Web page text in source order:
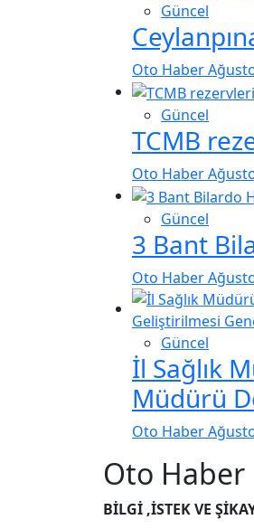
Güncel
Oto Haber
Güncel
TCMB
Oto Haber
Güncel
3 Bant
Oto Haber
Güncel
İl Sağlık
Müdürü
Oto Haber
Oto Haber
BİLGİ ,İSTEK VE